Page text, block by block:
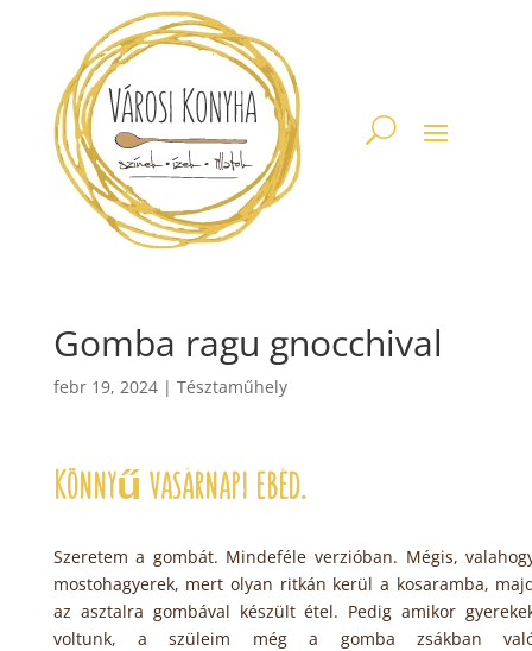
Gomba ragu gnocchival
febr 19, 2024| Tésztaműhely
Könnyű vasárnapi ebéd.
Szeretem a gombát. Mindeféle verzióban. Mégis,
mostohagyerek, mert olyan ritkán kerül a kosaramba,
az asztalra gombával készült étel. Pedig amikor
voltunk, a szüleim még a gomba zsákban